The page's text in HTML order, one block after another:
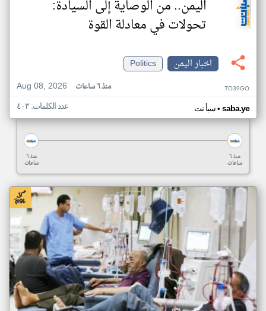
اليمن.. من الوصاية إلى السيادة:
تحولات في معادلة القوة
اخبار اليمن
Politics
Aug 08, 2026
منذ ٦ ساعات TO39GO
سبأ نت• saba.ye عدد الكلمات: ٤٠٣
منذ ٦
ساعات
منذ ٦
ساعات